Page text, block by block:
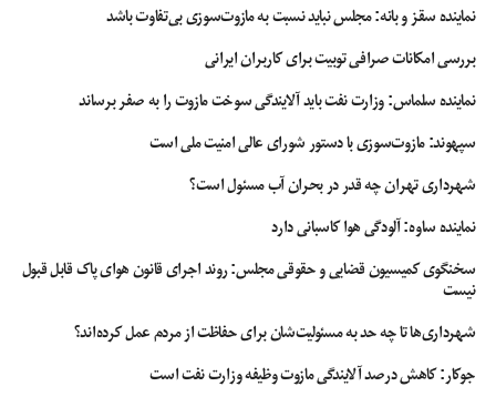
نماینده سقز و بانه: مجلس نباید نسبت به مازوت‌سوزی بی‌تفاوت باشد
بررسی امکانات صرافی توبیت برای کاربران ایرانی
نماینده سلماس: وزارت نفت باید آلایندگی سوخت مازوت را به صفر برساند
سپهوند:‌ مازوت‌سوزی با دستور شورای عالی امنیت ملی است
شهرداری تهران چه قدر در بحران آب مسئول است؟
نماینده ساوه: آلودگی هوا کاسبانی دارد
سخنگوی کمیسیون قضایی و حقوقی مجلس: روند اجرای قانون هوای پاک قابل قبول
نیست
شهرداری‌ها تا چه حد به مسئولیت‌شان برای حفاظت از مردم عمل کرده‌اند؟
جوکار: کاهش درصد آلایندگی مازوت وظیفه وزارت نفت است